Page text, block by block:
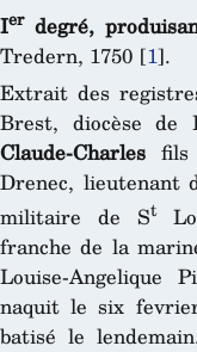
Ierdegré,
Tredern, 1750 [1].
Extrait des
Brest, diocèse de
Claude-Charles fils
Drenec, lieutenant
militaire de St
franche de la
Louise-Angelique
naquit le six
batisé le